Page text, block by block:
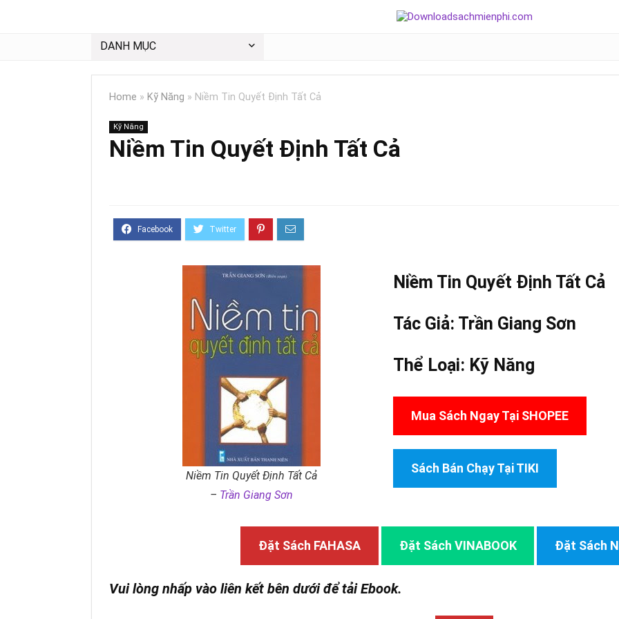
DANH MỤC
Home » Kỹ Năng » Niềm Tin Quyết Định Tất Cả
Kỹ Năng
Niềm Tin Quyết Định Tất Cả
Niềm Tin Quyết Định Tất Cả
– Trần Giang Sơn
Niềm Tin Quyết Định Tất Cả
Tác Giả: Trần Giang Sơn
Thể Loại: Kỹ Năng
Mua Sách Ngay Tại SHOPEE
Sách Bán Chạy Tại TIKI
Đặt Sách FAHASA Đặt Sách VINABOOK Đặt Sách
Vui lòng nhấp vào liên kết bên dưới để tải Ebook.